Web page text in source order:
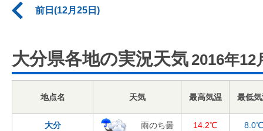
前日(12月25日)
大分県各地の実況天気 2016年12
地点名 天気 最高気温 最低
大分 雨のち曇 14.2℃ 8.0℃